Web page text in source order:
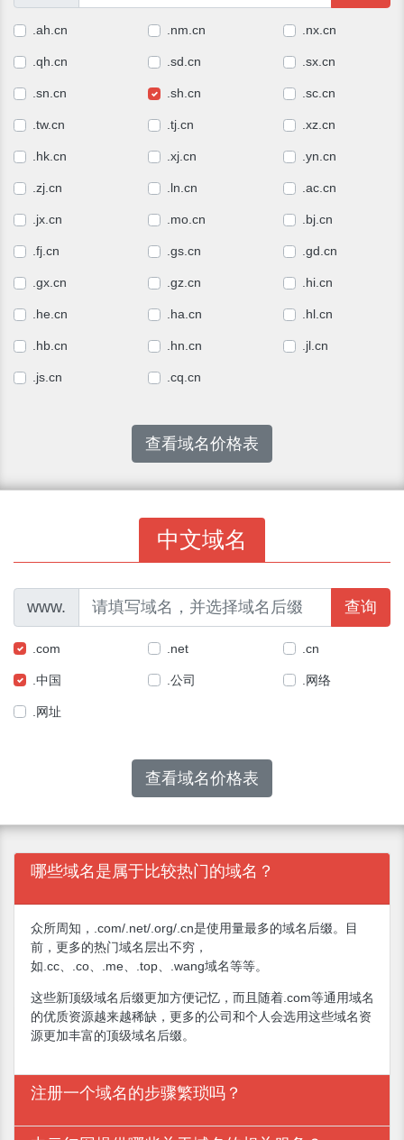
.ah.cn .nm.cn .nx.cn
.qh.cn .sd.cn .sx.cn
.sn.cn .sh.cn .sc.cn
.tw.cn .tj.cn .xz.cn
.hk.cn .xj.cn .yn.cn
.zj.cn .ln.cn .ac.cn
.jx.cn .mo.cn .bj.cn
.fj.cn .gs.cn .gd.cn
.gx.cn .gz.cn .hi.cn
.he.cn .ha.cn .hl.cn
.hb.cn .hn.cn .jl.cn
.js.cn .cq.cn
查看域名价格表
中文域名
www. 查询
.com .net .cn
.中国 .公司 .网络
.网址
查看域名价格表
哪些域名是属于比较热门的域名？
众所周知，.com/.net/.org/.cn是使用量最多的域名后缀。目
前，更多的热门域名层出不穷，
如.cc、.co、.me、.top、.wang域名等等。
这些新顶级域名后缀更加方便记忆，而且随着.com等通用域名
的优质资源越来越稀缺，更多的公司和个人会选用这些域名资
源更加丰富的顶级域名后缀。
注册一个域名的步骤繁琐吗？